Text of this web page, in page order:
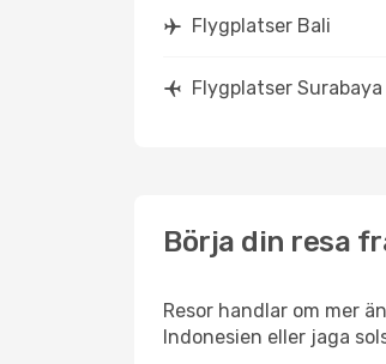
Flygplatser Bali
Flygplatser Surabaya
Börja din resa
Resor handlar om mer
Indonesien eller jaga